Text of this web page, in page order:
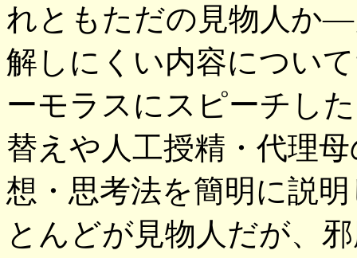
れともただの見物人か
解しにくい内容につい
ーモラスにスピーチし
替えや人工授精・代理
想・思考法を簡明に説
とんどが見物人だが、